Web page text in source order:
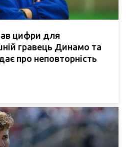
цифри для
гравець Динамо та
про неповторність